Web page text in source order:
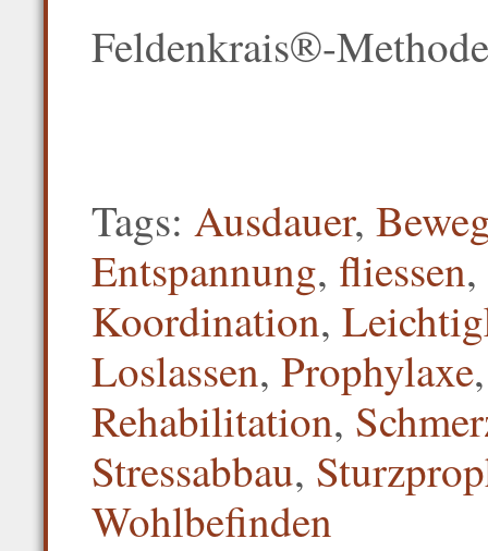
Feldenkrais®-
Tags: Ausdauer,
Entspannung, fliessen,
Koordination,
Loslassen, Prophylaxe
Rehabilitation,
Stressabbau,
Wohlbefinden